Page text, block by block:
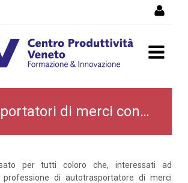
di merci
Autotrasportatori di merci conto terzi
per tutti coloro che, interessati ad
professione di autotrasportatore di merci